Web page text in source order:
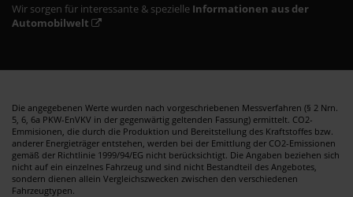
Wir sorgen für interessante & spezielle Informationen aus der
Automobilwelt
Die angegebenen Werte wurden nach vorgeschriebenen Messverfahren (§ 2 Nrn.
5, 6, 6a PKW-EnVKV in der gegenwärtig geltenden Fassung) ermittelt. CO2-
Emmisionen, die durch die Produktion und Bereitstellung des Kraftstoffes bzw.
anderer Energieträger entstehen, werden bei der Emittlung der CO2-Emissionen
gemäß der Richtlinie 1999/94/EG nicht berücksichtigt. Die Angaben beziehen sich
nicht auf ein einzelnes Fahrzeug und sind nicht Bestandteil des Angebotes,
sondern dienen allein Vergleichszwecken zwischen den verschiedenen
Fahrzeugtypen.